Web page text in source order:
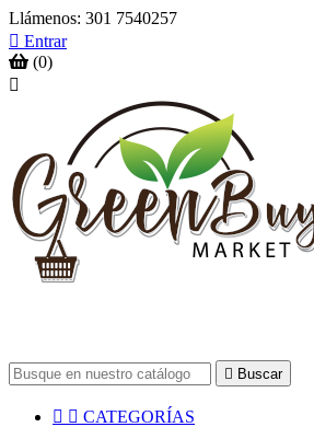
Llámenos: 301 7540257
 Entrar
(0)

 Buscar
  CATEGORÍAS